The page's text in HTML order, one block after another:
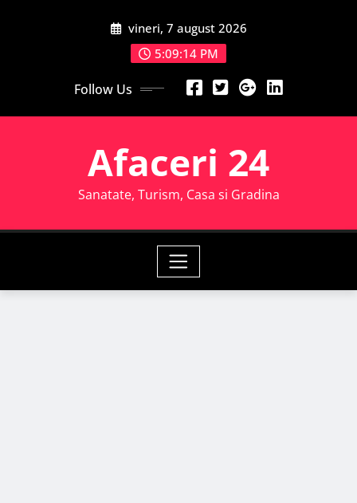
vineri, 7 august 2026
5:09:15 PM
Follow Us
Afaceri 24
Sanatate, Turism, Casa si Gradina